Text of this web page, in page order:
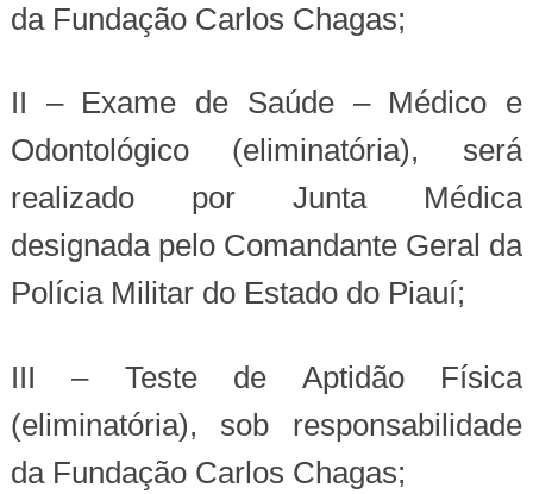
da Fundação Carlos Chagas;
II – Exame de Saúde – Médico e
Odontológico (eliminatória), será
realizado por Junta Médica
designada pelo Comandante Geral da
Polícia Militar do Estado do Piauí;
III – Teste de Aptidão Física
(eliminatória), sob responsabilidade
da Fundação Carlos Chagas;